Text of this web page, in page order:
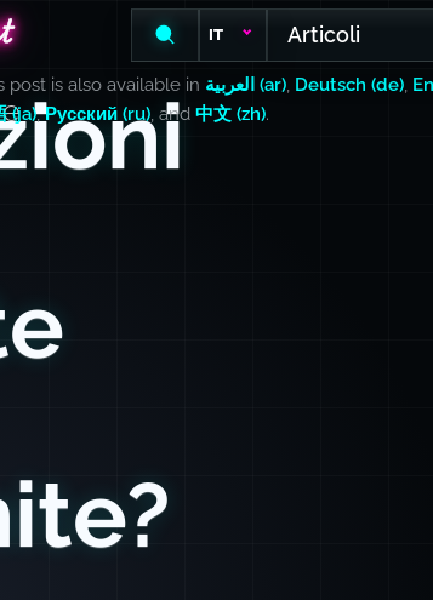
IT Articoli
post is also available in العربية (ar) Deutsch (de)
(ja),Русский (ru) , and 中文 (zh).